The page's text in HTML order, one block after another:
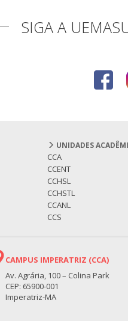
SIGA A
UNIDADES
CCA
CCENT
CCHSL
CCHSTL
CCANL
CCS
CAMPUS IMPERATRIZ (CCA)
Av. Agrária, 100 – Colina Park
CEP: 65900-001
Imperatriz-MA